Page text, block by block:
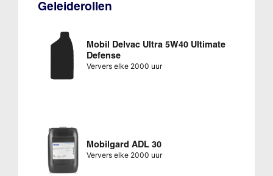
Geleiderollen
Mobil Delvac Ultra 5W40 Ultimate
Defense
Ververs elke 2000 uur
Mobilgard ADL 30
Ververs elke 2000 uur